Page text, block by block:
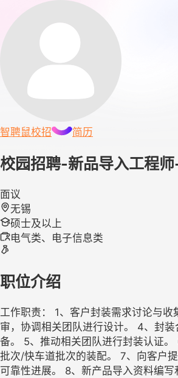
智聘鼠校招 简历
校园招聘-新品导入工程
面议
无锡
硕士及以上
电气类、电子信息类
职位介绍
工作职责： 1、客户封装需求讨论与收
审，协调相关团队进行设计。 4、封
备。 5、推动相关团队进行封装认证。
批次/快车道批次的装配。 7、向客户
可靠性进展。 8、新产品导入资料编